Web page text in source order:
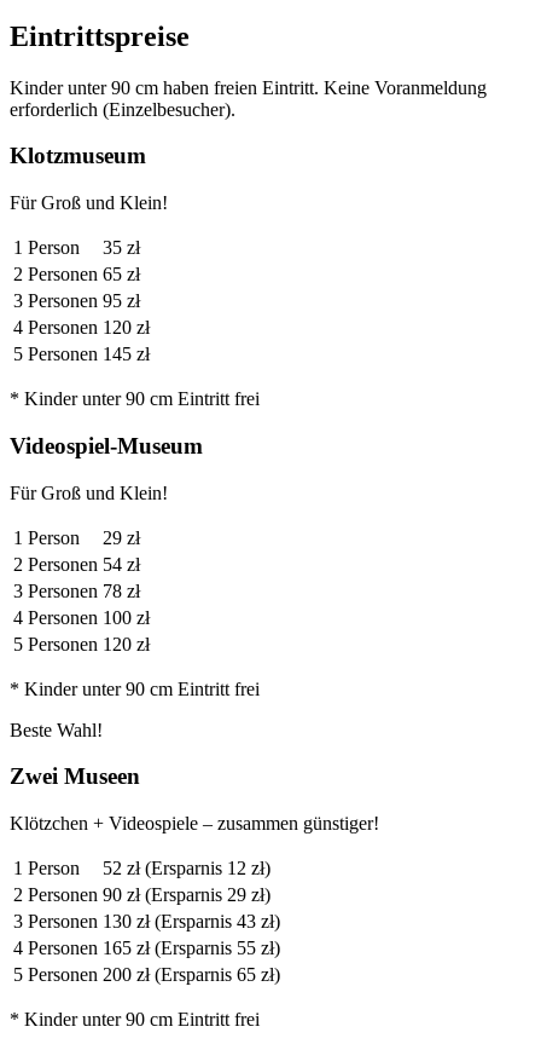
Eintrittspreise
Kinder unter 90 cm haben freien Eintritt. Keine Voranmeldung
erforderlich (Einzelbesucher).
Klotzmuseum
Für Groß und Klein!
1 Person
35 zł
2 Personen 65 zł
3 Personen 95 zł
4 Personen 120 zł
5 Personen 145 zł
* Kinder unter 90 cm Eintritt frei
Videospiel-Museum
Für Groß und Klein!
1 Person
29 zł
2 Personen 54 zł
3 Personen 78 zł
4 Personen 100 zł
5 Personen 120 zł
* Kinder unter 90 cm Eintritt frei
Beste Wahl!
Zwei Museen
Klötzchen + Videospiele – zusammen günstiger!
1 Person 52 zł(Ersparnis 12 zł)
2 Personen 90 zł(Ersparnis 29 zł)
3 Personen 130 zł(Ersparnis 43 zł)
4 Personen 165 zł(Ersparnis 55 zł)
5 Personen 200 zł(Ersparnis 65 zł)
* Kinder unter 90 cm Eintritt frei